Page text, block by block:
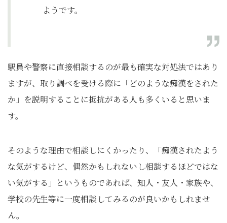
ようです。
駅員や警察に直接相談するのが最も確実な対処法ではあり
ますが、取り調べを受ける際に「どのような痴漢をされた
か」を説明することに抵抗がある人も多くいると思いま
す。
そのような理由で相談しにくかったり、「痴漢されたよう
な気がするけど、偶然かもしれないし相談するほどではな
い気がする」というものであれば、知人・友人・家族や、
学校の先生等に一度相談してみるのが良いかもしれませ
ん。